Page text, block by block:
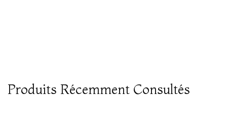
Produits Récemment Consultés